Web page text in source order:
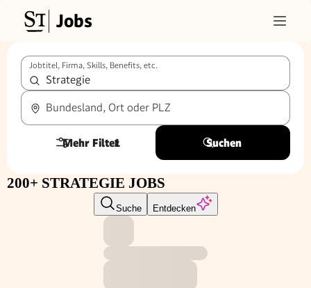
Jobs
Jobtitel, Firma, Skills, Benefits, etc.
Bundesland, Ort oder PLZ
Mehr Filter
1 Suchen
200+ STRATEGIE JOBS
Suche Entdecken